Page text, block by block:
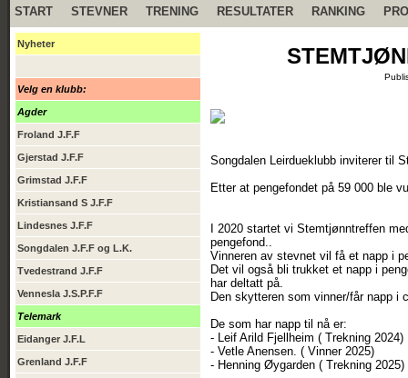
START STEVNER TRENING RESULTATER RANKING
Nyheter
Velg en klubb:
Agder
Froland J.F.F
Gjerstad J.F.F
Grimstad J.F.F
Kristiansand S J.F.F
Lindesnes J.F.F
Songdalen J.F.F og L.K.
Tvedestrand J.F.F
Vennesla J.S.P.F.F
Telemark
Eidanger J.F.L
Grenland J.F.F
Songdalen Leirdueklubb inviterer til
Etter at pengefondet på 59 000 ble
I 2020 startet vi Stemtjønntreffen
pengefond..
Vinneren av stevnet vil få et napp i
Det vil også bli trukket et napp i
har deltatt på.
Den skytteren som vinner/får napp i
De som har napp til nå er:
- Leif Arild Fjellheim ( Trekning 2024)
- Vetle Anensen. ( Vinner 2025)
- Henning Øygarden ( Trekning 2025)